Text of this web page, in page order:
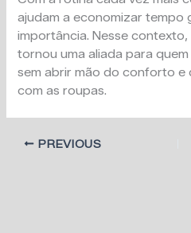
ajudam a economizar tempo
importância. Nesse
tornou uma aliada para
sem abrir mão do conforto e
com as roupas.
PREVIOUS